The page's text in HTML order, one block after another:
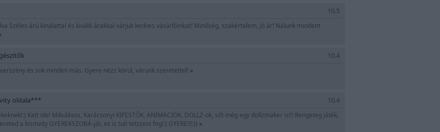
10.5
Széles árú kínálattal és kiváló árakkal várjuk kedves vásárlóinkat! Minőség, szakértelem, jó ár! Nálunk mindent
10.4
és sok minden más. Gyere nézz körül, várunk szeretettel! »
10.4
oldala***
Katt ide! Mikulásos, Karácsonyi KIFESTŐK, ANIMÁCIÓK, DOLLZ-ok, sőt még egy dollzmaker is!!! Rengeteg játék,
a kismvity GYEREKSZOBÁ-ját, ez is tuti tetszeni fog!:) GYERE!!!:)) »